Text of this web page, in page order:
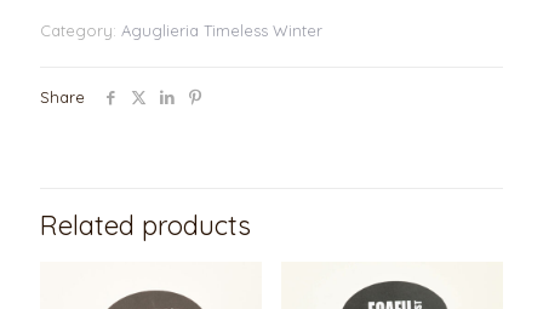
Category: Aguglieria Timeless Winter
Share
Related products